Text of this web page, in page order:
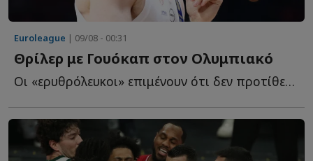
Euroleague | 09/08 - 00:31
Θρίλερ με Γουόκαπ στον Ολυμπιακό
Οι «ερυθρόλευκοι» επιμένουν ότι δεν προτίθενται να α...